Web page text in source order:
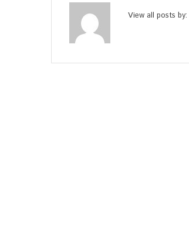
View all posts by: